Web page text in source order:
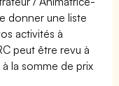
donner une liste
activités à
peut être revu à
la somme de prix